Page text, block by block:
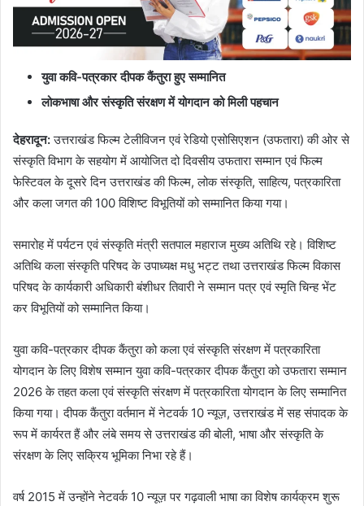
युवा कवि-पत्रकार दीपक कैंतुरा हुए सम्मानित
लोकभाषा और संस्कृति संरक्षण में योगदान को मिली पहचान
देहरादून:उत्तराखंड फिल्म टेलीविजन एवं रेडियो एसोसिएशन (उफतारा) की ओर से
संस्कृति विभाग के सहयोग में आयोजित दो दिवसीय उफतारा सम्मान एवं फिल्म
फेस्टिवल के दूसरे दिन उत्तराखंड की फिल्म, लोक संस्कृति, साहित्य, पत्रकारिता
और कला जगत की 100 विशिष्ट विभूतियों को सम्मानित किया गया।
समारोह में पर्यटन एवं संस्कृति मंत्री सतपाल महाराज मुख्य अतिथि रहे। विशिष्ट
अतिथि कला संस्कृति परिषद के उपाध्यक्ष मधु भट्ट तथा उत्तराखंड फिल्म विकास
परिषद के कार्यकारी अधिकारी बंशीधर तिवारी ने सम्मान पत्र एवं स्मृति चिन्ह भेंट
कर विभूतियों को सम्मानित किया।
युवा कवि-पत्रकार दीपक कैंतुरा को कला एवं संस्कृति संरक्षण में पत्रकारिता
योगदान के लिए विशेष सम्मान युवा कवि-पत्रकार दीपक कैंतुरा को उफतारा सम्मान
2026 के तहत कला एवं संस्कृति संरक्षण में पत्रकारिता योगदान के लिए सम्मानित
किया गया। दीपक कैंतुरा वर्तमान में नेटवर्क 10 न्यूज़, उत्तराखंड में सह संपादक के
रूप में कार्यरत हैं और लंबे समय से उत्तराखंड की बोली, भाषा और संस्कृति के
संरक्षण के लिए सक्रिय भूमिका निभा रहे हैं।
वर्ष 2015 में उन्होंने नेटवर्क 10 न्यूज़ पर गढ़वाली भाषा का विशेष कार्यक्रम शुरू